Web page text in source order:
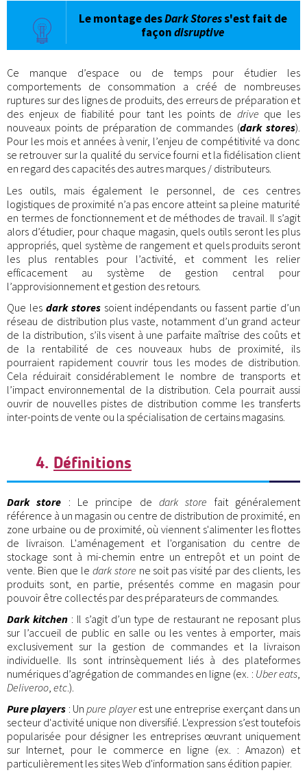
Le montage desDark Storess'est fait de
façondisruptive
Ce manque d’espace ou de temps pour étudier les
comportements de consommation a créé de nombreuses
ruptures sur des lignes de produits, des erreurs de préparation et
des enjeux de fiabilité pour tant les points de drive que les
nouveaux points de préparation de commandes (dark stores).
Pour les mois et années à venir, l’enjeu de compétitivité va donc
se retrouver sur la qualité du service fourni et la fidélisation client
en regard des capacités des autres marques / distributeurs.
Les outils, mais également le personnel, de ces centres
logistiques de proximité n’a pas encore atteint sa pleine maturité
en termes de fonctionnement et de méthodes de travail. Il s’agit
alors d’étudier, pour chaque magasin, quels outils seront les plus
appropriés, quel système de rangement et quels produits seront
les plus rentables pour l’activité, et comment les relier
efficacement au système de gestion central pour
l’approvisionnement et gestion des retours.
Que les dark storessoient indépendants ou fassent partie d’un
réseau de distribution plus vaste, notamment d’un grand acteur
de la distribution, s’ils visent à une parfaite maîtrise des coûts et
de la rentabilité de ces nouveaux hubs de proximité, ils
pourraient rapidement couvrir tous les modes de distribution.
Cela réduirait considérablement le nombre de transports et
l’impact environnemental de la distribution. Cela pourrait aussi
ouvrir de nouvelles pistes de distribution comme les transferts
inter-points de vente ou la spécialisation de certains magasins.
4. Définitions
Dark store : Le principe dedark store fait généralement
référence à un magasin ou centre de distribution de proximité, en
zone urbaine ou de proximité, où viennent s'alimenter les flottes
de livraison. L'aménagement et l'organisation du centre de
stockage sont à mi-chemin entre un entrepôt et un point de
vente. Bien que le dark store ne soit pas visité par des clients, les
produits sont, en partie, présentés comme en magasin pour
pouvoir être collectés par des préparateurs de commandes.
Dark kitchen : Il s’agit d’un type de restaurant ne reposant plus
sur l’accueil de public en salle ou les ventes à emporter, mais
exclusivement sur la gestion de commandes et la livraison
individuelle. Ils sont intrinsèquement liés à des plateformes
numériques d’agrégation de commandes en ligne (ex. : Uber eats
Deliveroo etc.).
Pure players : Unpure playerest une entreprise exerçant dans un
secteur d'activité unique non diversifié. L'expression s’est toutefois
popularisée pour désigner les entreprises œuvrant uniquement
sur Internet, pour le commerce en ligne (ex. : Amazon) et
particulièrement les sites Web d'information sans édition papier.